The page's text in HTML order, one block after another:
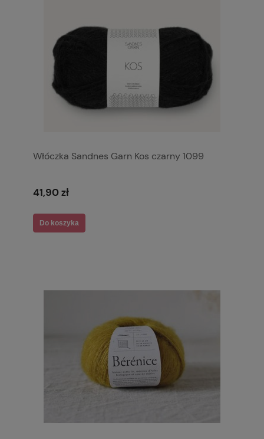
Włóczka Sandnes Garn Kos czarny 1099
41,90 zł
Do koszyka